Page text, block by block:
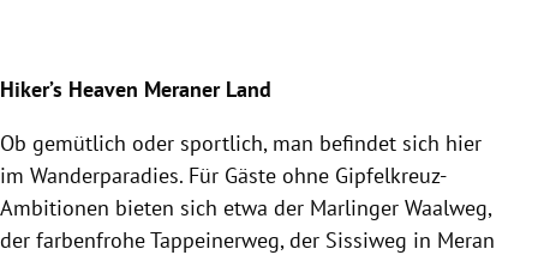
Hiker’s Heaven Meraner Land
Ob gemütlich oder sportlich, man befindet sich hier
im Wanderparadies. Für Gäste ohne Gipfelkreuz-
Ambitionen bieten sich etwa der Marlinger Waalweg,
der farbenfrohe Tappeinerweg, der Sissiweg in Meran